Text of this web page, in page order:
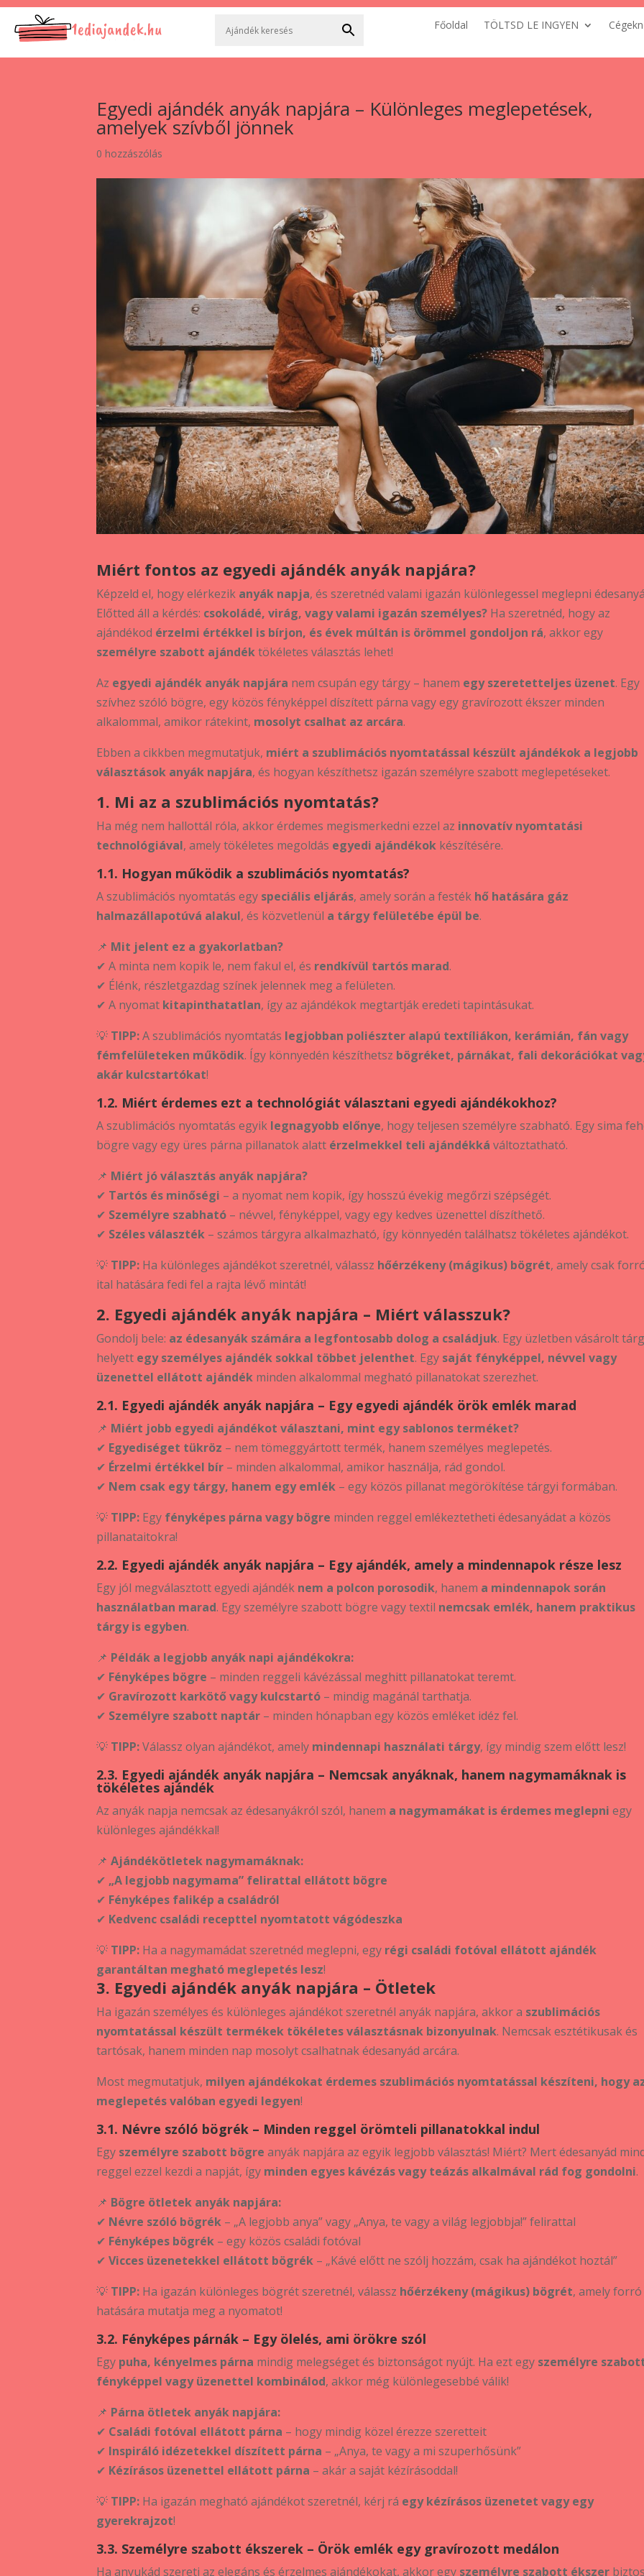
Főoldal TÖLTSD LE INGYEN
Egyedi ajándék anyák napjára – Különleges meglepetések,
amelyek szívből jönnek
0 hozzászólás
Miért fontos az egyedi ajándék anyák napjára?
Képzeld el, hogy elérkezik anyák napja, és szeretnéd valami igazán különlegessel meglepni
Előtted áll a kérdés: csokoládé, virág, vagy valami igazán személyes? Ha szeretnéd, hogy az
ajándékod érzelmi értékkel is bírjon, és évek múltán is örömmel gondoljon rá, akkor egy
személyre szabott ajándéktökéletes választás lehet!
Az egyedi ajándék anyák napjára nem csupán egy tárgy – hanem egy szeretetteljes üzenet. Egy
szívhez szóló bögre, egy közös fényképpel díszített párna vagy egy gravírozott ékszer minden
alkalommal, amikor rátekint, mosolyt csalhat az arcára.
Ebben a cikkben megmutatjuk, miért a szublimációs nyomtatással készült ajándékok a legjobb
választások anyák napjára, és hogyan készíthetsz igazán személyre szabott meglepetéseket.
1. Mi az a szublimációs nyomtatás?
Ha még nem hallottál róla, akkor érdemes megismerkedni ezzel az innovatív nyomtatási
technológiával, amely tökéletes megoldás egyedi ajándékok készítésére.
1.1. Hogyan működik a szublimációs nyomtatás?
A szublimációs nyomtatás egy speciális eljárás, amely során a festék hő hatására gáz
halmazállapotúvá alakul, és közvetlenül a tárgy felületébe épül be.
📌 Mit jelent ez a gyakorlatban?
✔ A minta nem kopik le, nem fakul el, és rendkívül tartós marad.
✔ Élénk, részletgazdag színek jelennek meg a felületen.
✔ A nyomat kitapinthatatlan, így az ajándékok megtartják eredeti tapintásukat.
💡 TIPP:A szublimációs nyomtatás legjobban poliészter alapú textíliákon, kerámián, fán vagy
fémfelületeken működik. Így könnyedén készíthetsz bögréket, párnákat, fali dekorációkat
akár kulcstartókat!
1.2. Miért érdemes ezt a technológiát választani egyedi ajándékokhoz?
A szublimációs nyomtatás egyik legnagyobb előnye, hogy teljesen személyre szabható. Egy sima
bögre vagy egy üres párna pillanatok alatt érzelmekkel teli ajándékká változtatható.
📌 Miért jó választás anyák napjára?
✔ Tartós és minőségi – a nyomat nem kopik, így hosszú évekig megőrzi szépségét.
✔ Személyre szabható – névvel, fényképpel, vagy egy kedves üzenettel díszíthető.
✔ Széles választék – számos tárgyra alkalmazható, így könnyedén találhatsz tökéletes ajándékot.
💡 TIPP: Ha különleges ajándékot szeretnél, válassz hőérzékeny (mágikus) bögrét, amely csak
ital hatására fedi fel a rajta lévő mintát!
2. Egyedi ajándék anyák napjára – Miért válasszuk?
Gondolj bele: az édesanyák számára a legfontosabb dolog a családjuk. Egy üzletben vásárolt
helyett egy személyes ajándék sokkal többet jelenthet. Egy saját fényképpel, névvel vagy
üzenettel ellátott ajándék minden alkalommal megható pillanatokat szerezhet.
2.1. Egyedi ajándék anyák napjára – Egy egyedi ajándék örök emlék marad
📌 Miért jobb egyedi ajándékot választani, mint egy sablonos terméket?
✔ Egyediséget tükröz – nem tömeggyártott termék, hanem személyes meglepetés.
✔ Érzelmi értékkel bír – minden alkalommal, amikor használja, rád gondol.
✔ Nem csak egy tárgy, hanem egy emlék – egy közös pillanat megörökítése tárgyi formában.
💡 TIPP: Egy fényképes párna vagy bögre minden reggel emlékeztetheti édesanyádat a közös
pillanataitokra!
2.2. Egyedi ajándék anyák napjára – Egy ajándék, amely a mindennapok része lesz
Egy jól megválasztott egyedi ajándék nem a polcon porosodik, hanem a mindennapok során
használatban marad. Egy személyre szabott bögre vagy textil nemcsak emlék, hanem praktikus
tárgy is egyben.
📌 Példák a legjobb anyák napi ajándékokra:
✔ Fényképes bögre – minden reggeli kávézással meghitt pillanatokat teremt.
✔ Gravírozott karkötő vagy kulcstartó – mindig magánál tarthatja.
✔ Személyre szabott naptár – minden hónapban egy közös emléket idéz fel.
💡 TIPP:Válassz olyan ajándékot, amely mindennapi használati tárgy, így mindig szem előtt lesz!
2.3. Egyedi ajándék anyák napjára – Nemcsak anyáknak, hanem nagymamáknak is
tökéletes ajándék
Az anyák napja nemcsak az édesanyákról szól, hanem a nagymamákat is érdemes meglepni egy
különleges ajándékkal!
📌Ajándékötletek nagymamáknak:
✔ „A legjobb nagymama” felirattal ellátott bögre
✔ Fényképes falikép a családról
✔ Kedvenc családi recepttel nyomtatott vágódeszka
💡 TIPP: Ha a nagymamádat szeretnéd meglepni, egy régi családi fotóval ellátott ajándék
garantáltan megható meglepetés lesz!
3. Egyedi ajándék anyák napjára – Ötletek
Ha igazán személyes és különleges ajándékot szeretnél anyák napjára, akkor a szublimációs
nyomtatással készült termékek tökéletes választásnak bizonyulnak. Nemcsak esztétikusak és
tartósak, hanem minden nap mosolyt csalhatnak édesanyád arcára.
Most megmutatjuk, milyen ajándékokat érdemes szublimációs nyomtatással készíteni, hogy
meglepetés valóban egyedi legyen!
3.1. Névre szóló bögrék – Minden reggel örömteli pillanatokkal indul
Egy személyre szabott bögre anyák napjára az egyik legjobb választás! Miért? Mert édesanyád
reggel ezzel kezdi a napját, így minden egyes kávézás vagy teázás alkalmával rád fog gondolni.
📌 Bögre ötletek anyák napjára:
✔ Névre szóló bögrék – „A legjobb anya” vagy „Anya, te vagy a világ legjobbja!” felirattal
✔ Fényképes bögrék – egy közös családi fotóval
✔Vicces üzenetekkel ellátott bögrék – „Kávé előtt ne szólj hozzám, csak ha ajándékot hoztál”
💡 TIPP: Ha igazán különleges bögrét szeretnél, válassz hőérzékeny (mágikus) bögrét, amely
hatására mutatja meg a nyomatot!
3.2. Fényképes párnák – Egy ölelés, ami örökre szól
Egy puha, kényelmes párna mindig melegséget és biztonságot nyújt. Ha ezt egy személyre
fényképpel vagy üzenettel kombinálod, akkor még különlegesebbé válik!
📌 Párna ötletek anyák napjára:
✔ Családi fotóval ellátott párna – hogy mindig közel érezze szeretteit
✔ Inspiráló idézetekkel díszített párna – „Anya, te vagy a mi szuperhősünk”
✔ Kézírásos üzenettel ellátott párna – akár a saját kézírásoddal!
💡 TIPP: Ha igazán megható ajándékot szeretnél, kérj rá egy kézírásos üzenetet vagy egy
gyerekrajzot!
3.3. Személyre szabott ékszerek – Örök emlék egy gravírozott medálon
Ha anyukád szereti az elegáns és érzelmes ajándékokat, akkor egy személyre szabott ékszer